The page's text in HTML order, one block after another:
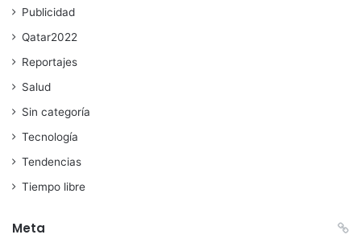
Publicidad
Qatar2022
Reportajes
Salud
Sin categoría
Tecnología
Tendencias
Tiempo libre
Meta